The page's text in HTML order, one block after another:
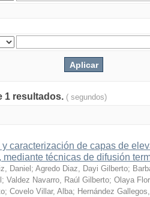
1 resultados. ( segundos)
caracterización de capas de
mediante técnicas de difusión
Daniel ; Agredo Diaz, Dayi Gilberto;
; Valdez Navarro, Raúl Gilberto; Olaya
; Covelo Villar, Alba; Hernández